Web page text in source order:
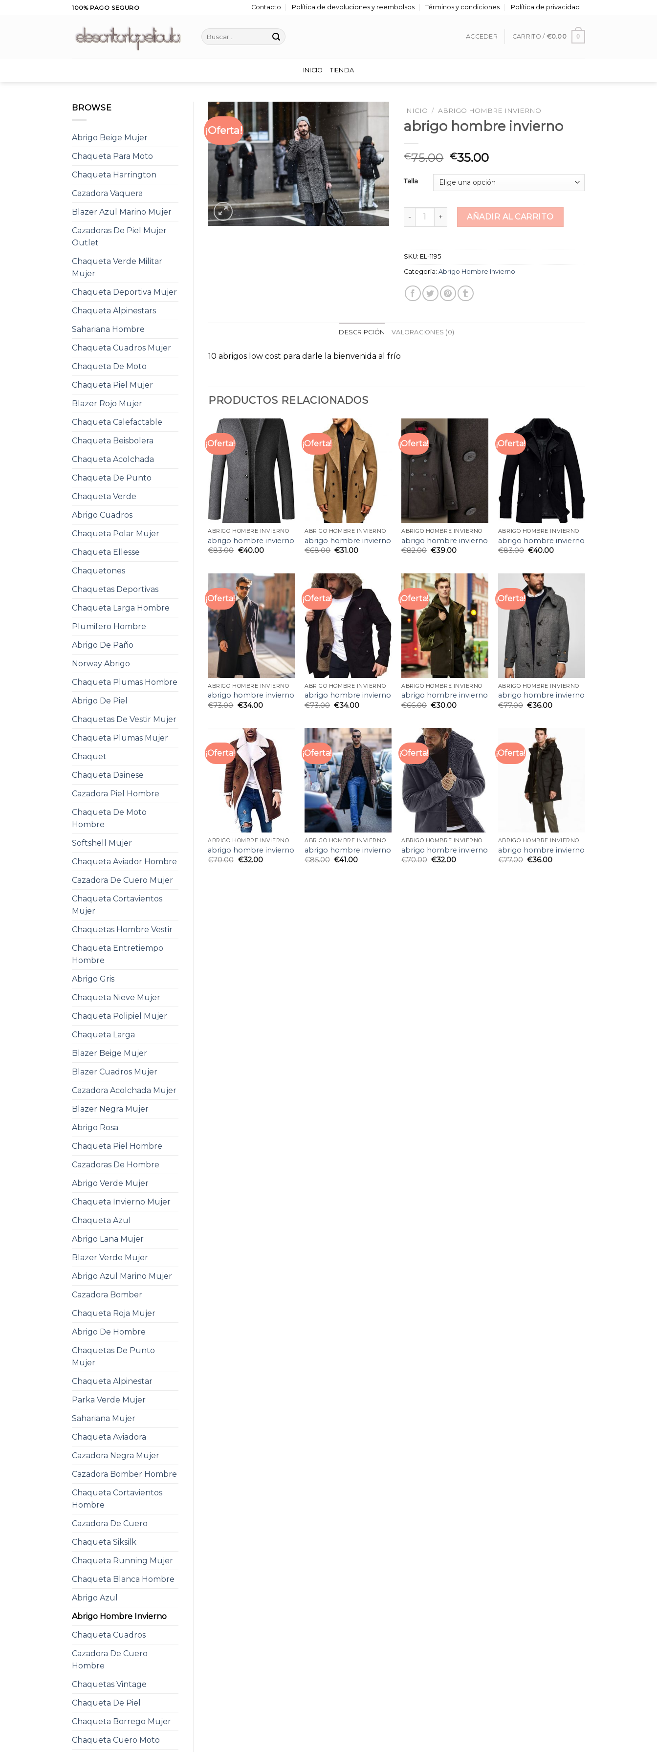
100% PAGO SEGURO Contacto Política de devoluciones y reembolsos Términos y condiciones Política de privacidad
Buscar
por:
ACCEDER CARRITO / €0.00 0
INICIO TIENDA
BROWSE
Abrigo Beige Mujer
Chaqueta Para Moto
Chaqueta Harrington
Cazadora Vaquera
Blazer Azul Marino Mujer
Cazadoras De Piel Mujer
Outlet
Chaqueta Verde Militar
Mujer
Chaqueta Deportiva Mujer
Chaqueta Alpinestars
Sahariana Hombre
Chaqueta Cuadros Mujer
Chaqueta De Moto
Chaqueta Piel Mujer
Blazer Rojo Mujer
Chaqueta Calefactable
Chaqueta Beisbolera
Chaqueta Acolchada
Chaqueta De Punto
Chaqueta Verde
Abrigo Cuadros
Chaqueta Polar Mujer
Chaqueta Ellesse
Chaquetones
Chaquetas Deportivas
Chaqueta Larga Hombre
Plumifero Hombre
Abrigo De Paño
Norway Abrigo
Chaqueta Plumas Hombre
Abrigo De Piel
Chaquetas De Vestir Mujer
Chaqueta Plumas Mujer
Chaquet
Chaqueta Dainese
Cazadora Piel Hombre
Chaqueta De Moto
Hombre
Softshell Mujer
Chaqueta Aviador Hombre
Cazadora De Cuero Mujer
Chaqueta Cortavientos
Mujer
Chaquetas Hombre Vestir
Chaqueta Entretiempo
Hombre
Abrigo Gris
Chaqueta Nieve Mujer
Chaqueta Polipiel Mujer
Chaqueta Larga
Blazer Beige Mujer
Blazer Cuadros Mujer
Cazadora Acolchada Mujer
Blazer Negra Mujer
Abrigo Rosa
Chaqueta Piel Hombre
Cazadoras De Hombre
Abrigo Verde Mujer
Chaqueta Invierno Mujer
Chaqueta Azul
Abrigo Lana Mujer
Blazer Verde Mujer
Abrigo Azul Marino Mujer
Cazadora Bomber
Chaqueta Roja Mujer
Abrigo De Hombre
Chaquetas De Punto
Mujer
Chaqueta Alpinestar
Parka Verde Mujer
Sahariana Mujer
Chaqueta Aviadora
Cazadora Negra Mujer
Cazadora Bomber Hombre
Chaqueta Cortavientos
Hombre
Cazadora De Cuero
Chaqueta Siksilk
Chaqueta Running Mujer
Chaqueta Blanca Hombre
Abrigo Azul
Abrigo Hombre Invierno
Chaqueta Cuadros
Cazadora De Cuero
Hombre
Chaquetas Vintage
Chaqueta De Piel
Chaqueta Borrego Mujer
Chaqueta Cuero Moto
¡Oferta!
INICIO / ABRIGO HOMBRE INVIERNO
abrigo hombre invierno
€75.00 €35.00
Talla
abrigo hombre invierno cantidad
AÑADIR AL CARRITO
SKU: EL-1195
Categoría:Abrigo Hombre Invierno
DESCRIPCIÓN VALORACIONES (0)
10 abrigos low cost para darle la bienvenida al frío
PRODUCTOS RELACIONADOS
¡Oferta!
ABRIGO HOMBRE INVIERNO
abrigo hombre invierno
€83.00 €40.00
¡Oferta!
ABRIGO HOMBRE INVIERNO
abrigo hombre invierno
€68.00 €31.00
¡Oferta!
ABRIGO HOMBRE INVIERNO
abrigo hombre invierno
€82.00 €39.00
¡Oferta!
ABRIGO HOMBRE INVIERNO
abrigo hombre invierno
€83.00 €40.00
¡Oferta!
ABRIGO HOMBRE INVIERNO
abrigo hombre invierno
€73.00 €34.00
¡Oferta!
ABRIGO HOMBRE INVIERNO
abrigo hombre invierno
€73.00 €34.00
¡Oferta!
ABRIGO HOMBRE INVIERNO
abrigo hombre invierno
€66.00 €30.00
¡Oferta!
ABRIGO HOMBRE INVIERNO
abrigo hombre invierno
€77.00 €36.00
¡Oferta!
ABRIGO HOMBRE INVIERNO
abrigo hombre invierno
€70.00 €32.00
¡Oferta!
ABRIGO HOMBRE INVIERNO
abrigo hombre invierno
€85.00 €41.00
¡Oferta!
ABRIGO HOMBRE INVIERNO
abrigo hombre invierno
€70.00 €32.00
¡Oferta!
ABRIGO HOMBRE INVIERNO
abrigo hombre invierno
€77.00 €36.00